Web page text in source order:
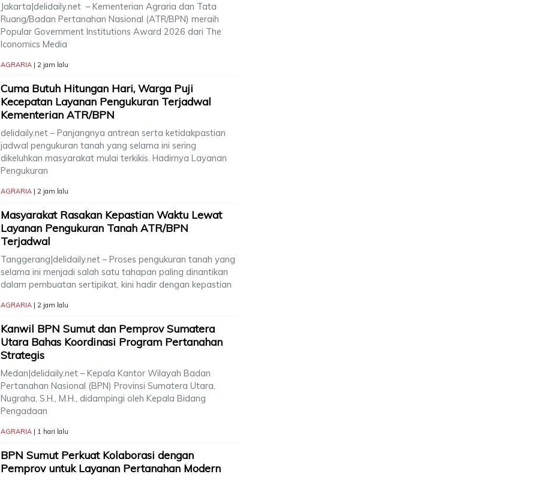
Jakarta|delidaily.net – Kementerian Agraria dan Tata
Ruang/Badan Pertanahan Nasional (ATR/BPN) meraih
Popular Government Institutions Award 2026 dari The
Iconomics Media
AGRARIA | 2 jam lalu
Cuma Butuh Hitungan Hari, Warga Puji
Kecepatan Layanan Pengukuran Terjadwal
Kementerian ATR/BPN
delidaily.net – Panjangnya antrean serta ketidakpastian
jadwal pengukuran tanah yang selama ini sering
dikeluhkan masyarakat mulai terkikis. Hadirnya Layanan
Pengukuran
AGRARIA | 2 jam lalu
Masyarakat Rasakan Kepastian Waktu Lewat
Layanan Pengukuran Tanah ATR/BPN
Terjadwal
Tanggerang|delidaily.net – Proses pengukuran tanah yang
selama ini menjadi salah satu tahapan paling dinantikan
dalam pembuatan sertipikat, kini hadir dengan kepastian
AGRARIA | 2 jam lalu
Kanwil BPN Sumut dan Pemprov Sumatera
Utara Bahas Koordinasi Program Pertanahan
Strategis
Medan|delidaily.net – Kepala Kantor Wilayah Badan
Pertanahan Nasional (BPN) Provinsi Sumatera Utara,
Nugraha, S.H., M.H., didampingi oleh Kepala Bidang
Pengadaan
AGRARIA | 1 hari lalu
BPN Sumut Perkuat Kolaborasi dengan
Pemprov untuk Layanan Pertanahan Modern